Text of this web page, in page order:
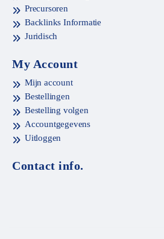
Precursoren
Backlinks Informatie
Juridisch
My Account
Mijn account
Bestellingen
Bestelling volgen
Accountgegevens
Uitloggen
Contact info.